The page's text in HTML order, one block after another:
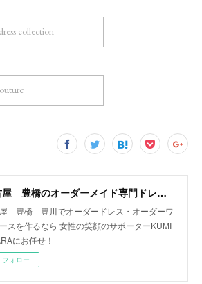
collection
名古屋 豊橋のオーダーメイド専門ドレスデザイナー KUMI OHARA
豊橋 豊川でオーダードレス・オーダーワ
スを作るなら 女性の笑顔のサポーターKUMI
にお任せ！
フォロー